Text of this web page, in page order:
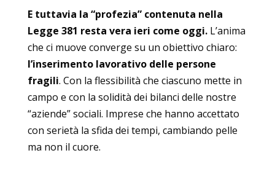
E tuttavia la “profezia” contenuta nella
Legge 381 resta vera ieri come oggi.L’anima
che ci muove converge su un obiettivo chiaro:
l’inserimento lavorativo delle persone
fragili. Con la flessibilità che ciascuno mette in
campo e con la solidità dei bilanci delle nostre
“aziende” sociali. Imprese che hanno accettato
con serietà la sfida dei tempi, cambiando pelle
ma non il cuore.